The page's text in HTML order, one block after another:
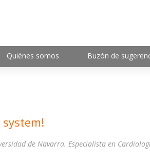
Quiénes somos Buzón de
de Navarra. Especialista en